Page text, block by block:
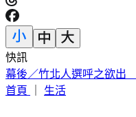
快訊
林安可膝蓋受傷下二軍！
首頁
生活